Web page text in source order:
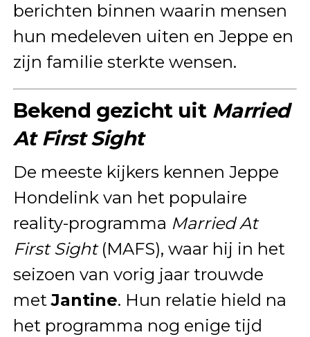
berichten binnen waarin mensen
hun medeleven uiten en Jeppe en
zijn familie sterkte wensen.
Bekend gezicht uit Married
At First Sight
De meeste kijkers kennen Jeppe
Hondelink van het populaire
reality-programma Married At
First Sight(MAFS), waar hij in het
seizoen van vorig jaar trouwde
metJantine. Hun relatie hield na
het programma nog enige tijd